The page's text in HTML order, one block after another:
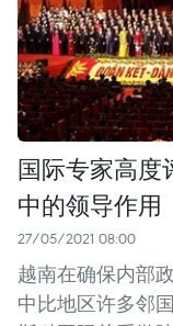
国际专家高度
中的领导作用
27/05/2021 08:00
越南在确保内部
中比地区许多邻